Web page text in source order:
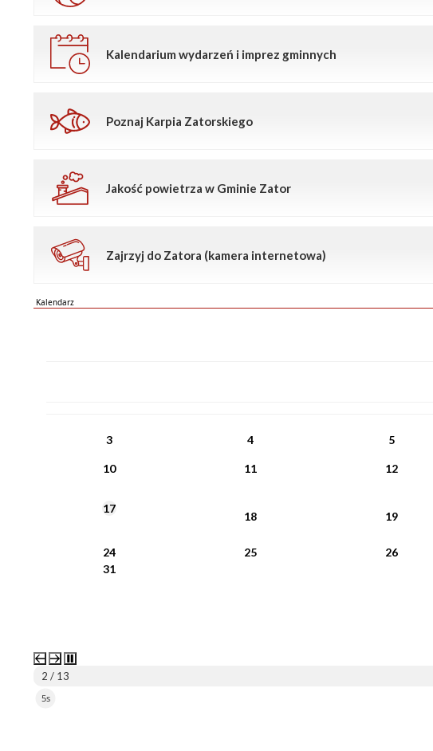
Kalendarium wydarzeń i imprez gminnych
Poznaj Karpia Zatorskiego
Jakość powietrza w Gminie Zator
Zajrzyj do Zatora (kamera internetowa)
Kalendarz
3
4 5
10 11 12
17
18 19
24 25 26
31
2 / 13
4s